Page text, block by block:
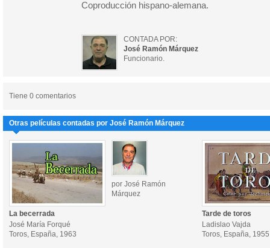
Coproducción hispano-alemana.
CONTADA POR:
José Ramón Márquez
Funcionario.
Tiene 0 comentarios
Otras películas contadas por José Ramón Márquez
por José Ramón
Márquez
La becerrada
José María Forqué
Toros, España, 1963
Tarde de toros
Ladislao Vajda
Toros, España, 1955